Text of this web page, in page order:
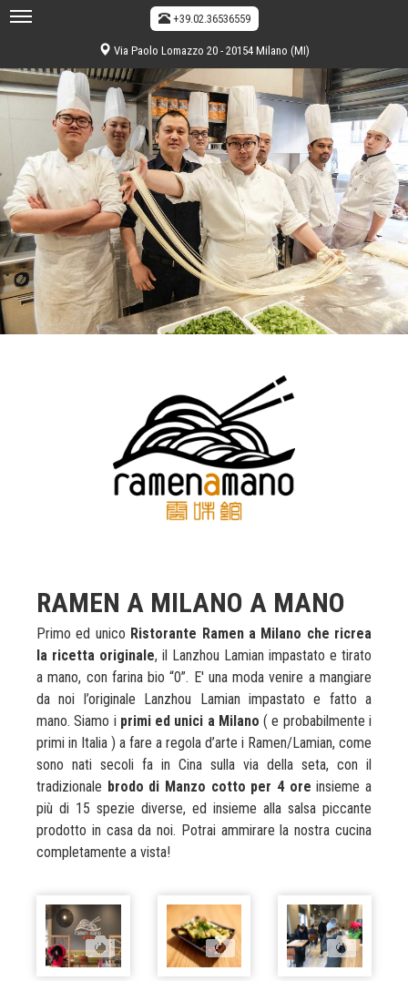
+39.02.36536559
Via Paolo Lomazzo 20 - 20154 Milano (MI)
RAMEN A MILANO A MANO
Primo ed unico Ristorante Ramen a Milano che ricrea
la ricetta originale, il Lanzhou Lamian impastato e tirato
a mano, con farina bio “0”. E' una moda venire a mangiare
da noi l’originale Lanzhou Lamian impastato e fatto a
mano. Siamo i primi ed unici a Milano ( e probabilmente i
primi in Italia ) a fare a regola d’arte i Ramen/Lamian, come
sono nati secoli fa in Cina sulla via della seta, con il
tradizionale brodo di Manzo cotto per 4 ore insieme a
più di 15 spezie diverse, ed insieme alla salsa piccante
prodotto in casa da noi. Potrai ammirare la nostra cucina
completamente a vista!